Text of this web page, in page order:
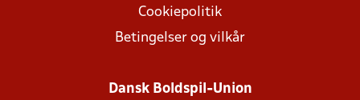
Cookiepolitik
Betingelser og vilkår
Dansk Boldspil-Union